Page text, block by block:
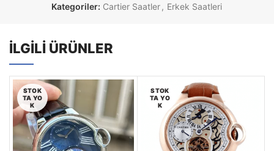
Kategoriler: Cartier Saatler, Erkek Saatleri
İLGILI ÜRÜNLER
STOK
TA YO
K
STOK
TA YO
K